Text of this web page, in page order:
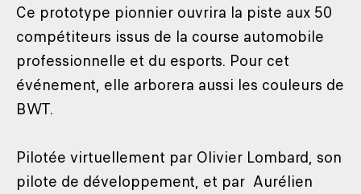
Ce prototype pionnier ouvrira la piste aux 50
compétiteurs issus de la course automobile
professionnelle et du esports. Pour cet
événement, elle arborera aussi les couleurs de
BWT.
Pilotée virtuellement par Olivier Lombard, son
pilote de développement, et par Aurélien